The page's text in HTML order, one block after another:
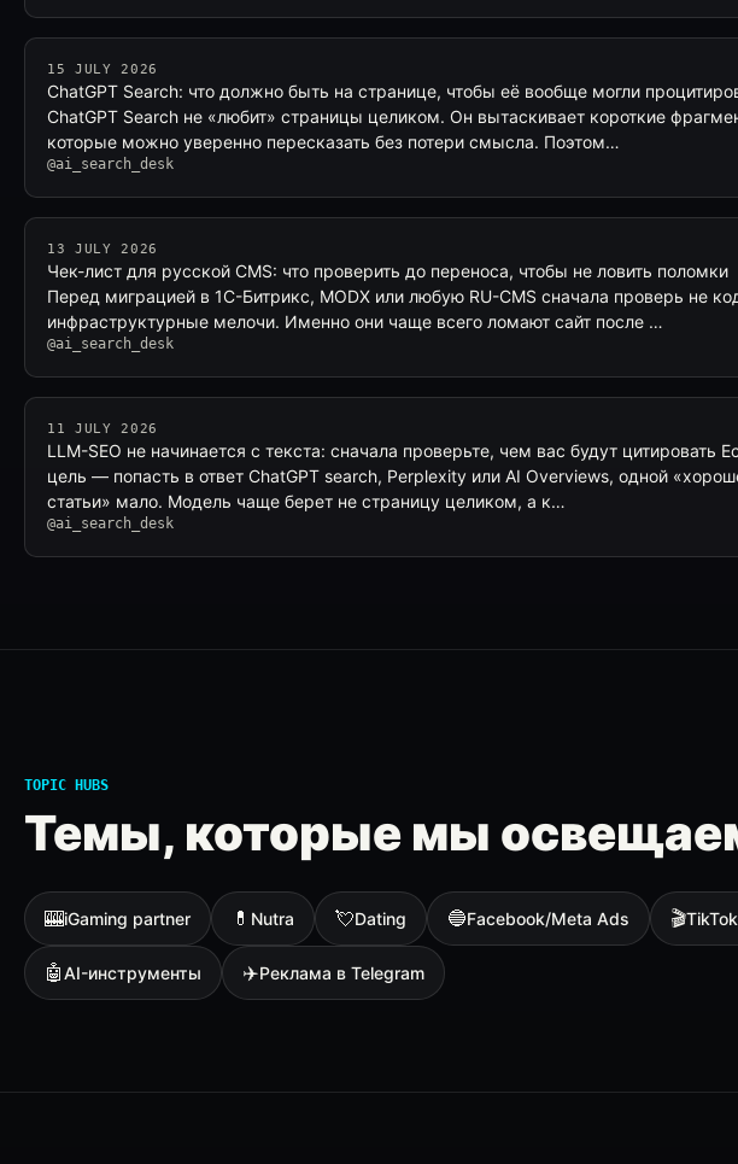
15 JULY 2026
ChatGPT Search: что должно быть на странице, чтобы её вообще могли
ChatGPT Search не «любит» страницы целиком. Он вытаскивает короткие
которые можно уверенно пересказать без потери смысла. Поэтом…
@ai_search_desk
13 JULY 2026
Чек-лист для русской CMS: что проверить до переноса, чтобы не ловить поломки
Перед миграцией в 1С-Битрикс, MODX или любую RU-CMS сначала проверь не
инфраструктурные мелочи. Именно они чаще всего ломают сайт после …
@ai_search_desk
11 JULY 2026
LLM-SEO не начинается с текста: сначала проверьте, чем вас будут цитировать
цель — попасть в ответ ChatGPT search, Perplexity или AI Overviews, одной
статьи» мало. Модель чаще берет не страницу целиком, а к…
@ai_search_desk
TOPIC HUBS
Темы, которые мы
🎰iGaming partner 💊 Nutra 💘Dating 🔵Facebook/Meta Ads 🎬
🤖AI-инструменты ✈️Реклама в Telegram